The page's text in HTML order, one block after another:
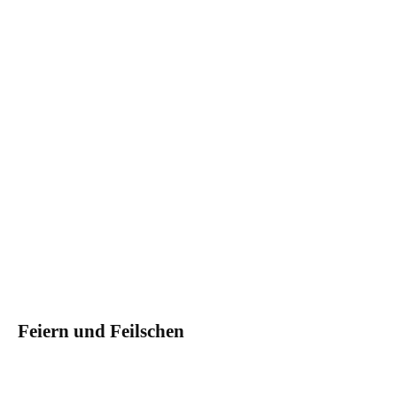
Feiern und Feilschen